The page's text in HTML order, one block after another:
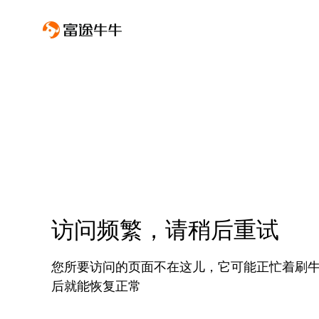
访问频繁，请稍后重试
您所要访问的页面不在这儿，它可能正忙着刷
后就能恢复正常